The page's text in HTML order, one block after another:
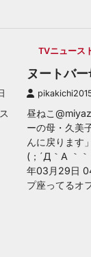
TVニュース
ヌートバ
昼ねこ
ーの母・久美
んに戻ります
(；´Д｀A ｀
年03月29日
プ座ってるオ